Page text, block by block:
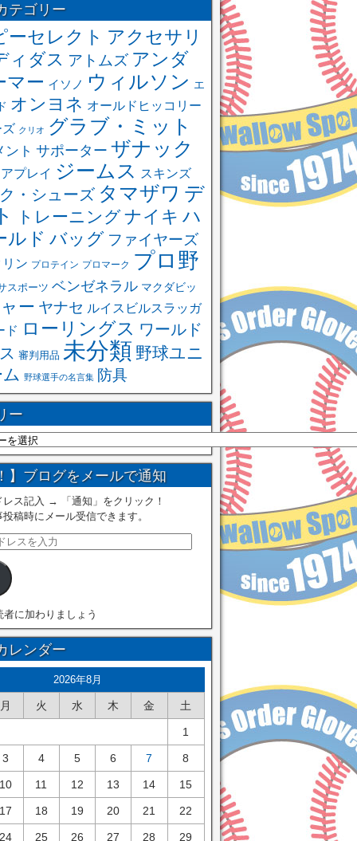
テゴリー
ーセレクト アクセサリ
ィダス アトムズ アンダ
マー イソノ ウィルソン エ
オンヨネ オールドヒッコリー
クリオ グラブ・ミット
ント サポーター ザナック
プレイ ジームス スキンズ
・シューズ タマザワ デ
トレーニングナイキ ハ
ルド バッグ ファイヤーズ
ン プロテイン プロマーク プロ野
スポーツ ベンゼネラル マクダビッ
ー ヤナセ ルイスビルスラッガ
ド ローリングス ワールド
審判用品 未分類 野球ユニ
野球選手の名言集 防具
ー
】ブログをメールで通知
レス記入 → 「通知」をクリック！
稿時にメール受信できます。
者に加わりましょう
レンダー
2026年8月
月 火 水 木 金 土
1
3 4 5 6 7 8
11 12 13 14 15
18 19 20 21 22
25 26 27 28 29